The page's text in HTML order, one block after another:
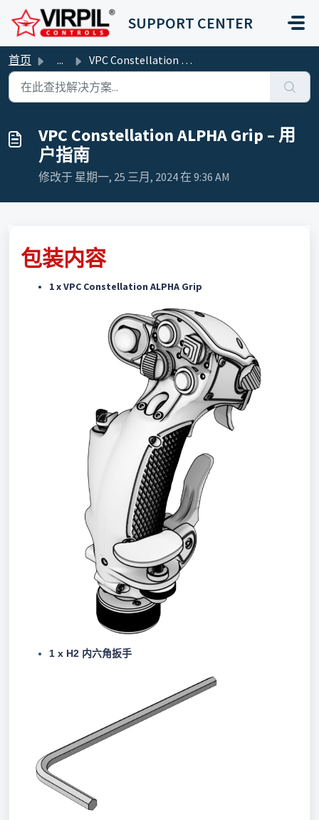
跳过至主要内容
SUPPORT CENTER
首页 ... VPC Constellation ALPHA Grip – 用户指南
VPC Constellation ALPHA Grip – 用
户指南
修改于 星期一, 25 三月, 2024 在 9:36 AM
包装内容
1 x VPC Constellation ALPHA Grip
1 x H2 内六角扳手